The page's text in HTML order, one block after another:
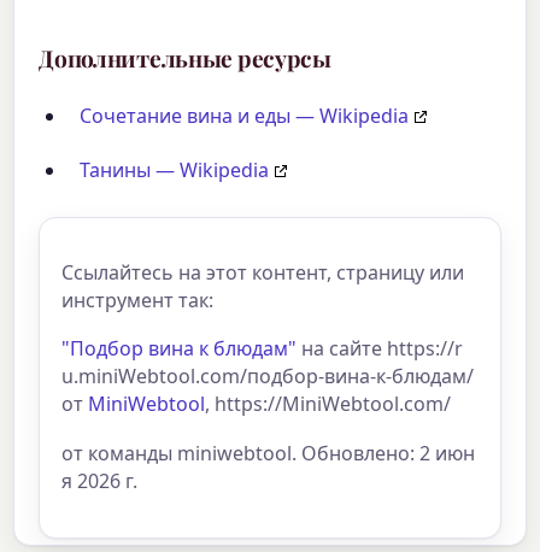
Дополнительные ресурсы
Сочетание вина и еды — Wikipedia
Танины — Wikipedia
Ссылайтесь на этот контент, страницу или
инструмент так:
"Подбор вина к блюдам" на сайте https://r
u.miniWebtool.com/подбор-вина-к-блюдам/
от MiniWebtool, https://MiniWebtool.com/
от команды miniwebtool. Обновлено: 2 июн
я 2026 г.